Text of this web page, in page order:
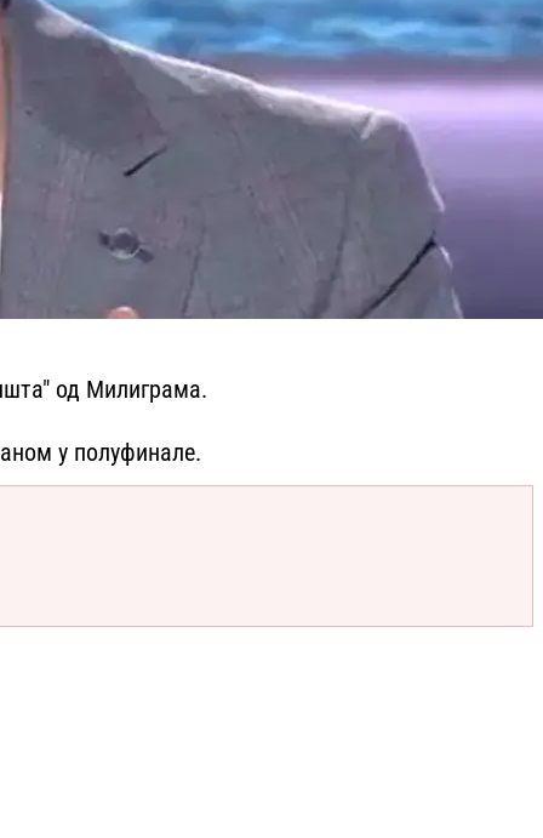
од Милиграма.
у полуфинале.